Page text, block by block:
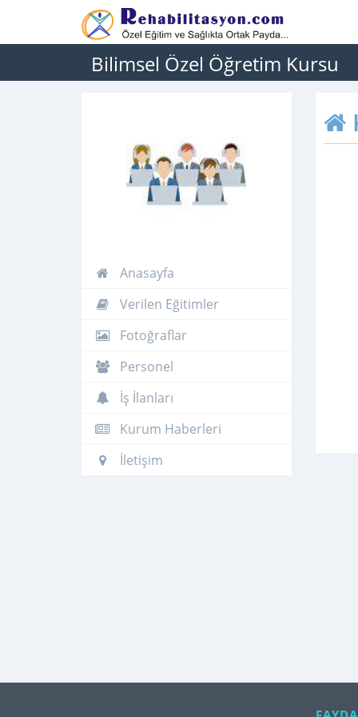
Bilimsel Özel Öğretim Kursu
Anasayfa
Verilen Eğitimler
Fotoğraflar
Personel
İş İlanları
Kurum Haberleri
İletişim